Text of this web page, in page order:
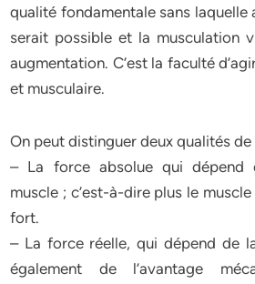
qualité fondamentale sans laquelle
serait possible et la musculation
augmentation. C’est la faculté
et musculaire.
On peut distinguer deux qualités de
– La force absolue qui dépend
muscle ; c’est-à-dire plus le
fort.
– La force réelle, qui dépend de
également de l’avantage